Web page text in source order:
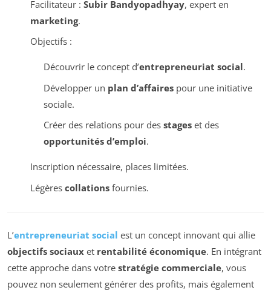
Facilitateur : Subir Bandyopadhyay, expert en
marketing.
Objectifs :
Découvrir le concept d’entrepreneuriat social.
Développer un plan d’affaires pour une initiative
sociale.
Créer des relations pour des stages et des
opportunités d’emploi.
Inscription nécessaire, places limitées.
Légères collationsfournies.
L’entrepreneuriat social est un concept innovant qui allie
objectifs sociaux et rentabilité économique. En intégrant
cette approche dans votre stratégie commerciale, vous
pouvez non seulement générer des profits, mais également